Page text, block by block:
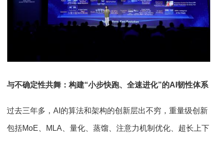
与不确定性共舞：构建“小步快跑、全速进化”的AI韧性体系
过去三年多，AI的算法和架构的创新层出不穷，重量级创新
包括MoE、MLA、量化、蒸馏、注意力机制优化、超长上下